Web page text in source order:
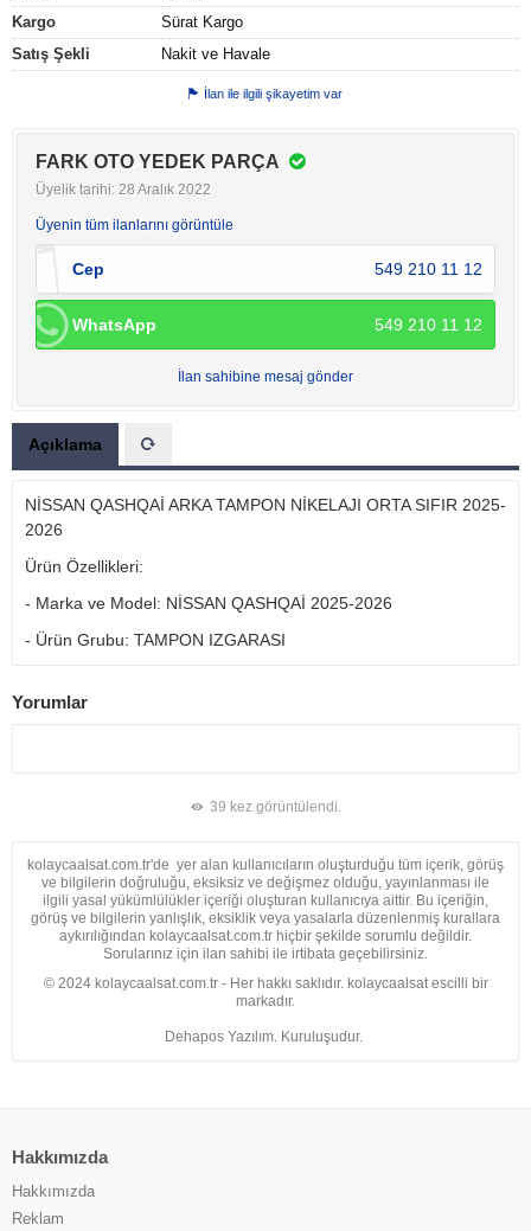
Kargo
Sürat Kargo
Satış Şekli
Nakit ve Havale
İlan ile ilgili şikayetim var
FARK OTO YEDEK PARÇA
Üyelik tarihi: 28 Aralık 2022
Üyenin tüm ilanlarını görüntüle
Cep 549 210 11 12
WhatsApp 549 210 11 12
İlan sahibine mesaj gönder
Açıklama
NİSSAN QASHQAİ ARKA TAMPON NİKELAJI ORTA SIFIR 2025-
2026
Ürün Özellikleri:
- Marka ve Model: NİSSAN QASHQAİ 2025-2026
- Ürün Grubu: TAMPON IZGARASI
Yorumlar
39 kez görüntülendi.
kolaycaalsat.com.tr'de yer alan kullanıcıların oluşturduğu tüm içerik, görüş
ve bilgilerin doğruluğu, eksiksiz ve değişmez olduğu, yayınlanması ile
ilgili yasal yükümlülükler içeriği oluşturan kullanıcıya aittir. Bu içeriğin,
görüş ve bilgilerin yanlışlık, eksiklik veya yasalarla düzenlenmiş kurallara
aykırılığından kolaycaalsat.com.tr hiçbir şekilde sorumlu değildir.
Sorularınız için ilan sahibi ile irtibata geçebilirsiniz.
© 2024 kolaycaalsat.com.tr - Her hakkı saklıdır. kolaycaalsat escilli bir
markadır.
Dehapos Yazılım. Kuruluşudur.
Hakkımızda
Hakkımızda
Reklam